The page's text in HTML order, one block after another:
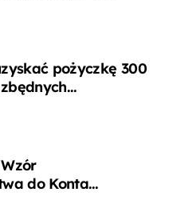
pożyczkę 300
do Konta